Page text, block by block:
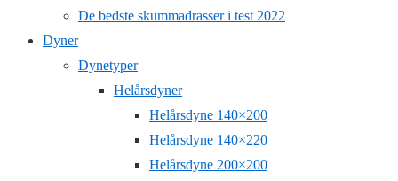
De bedste skummadrasser i test 2022
Dyner
Dynetyper
Helårsdyner
Helårsdyne 140×200
Helårsdyne 140×220
Helårsdyne 200×200